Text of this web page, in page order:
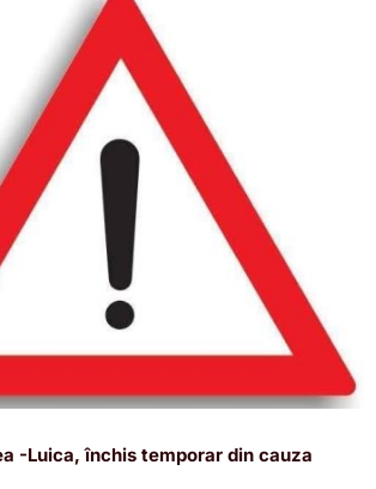
-Luica, închis temporar din cauza